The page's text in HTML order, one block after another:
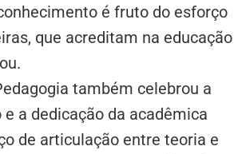
é fruto do esforço
que acreditam na educação
também celebrou a
a dedicação da acadêmica
de articulação entre teoria e